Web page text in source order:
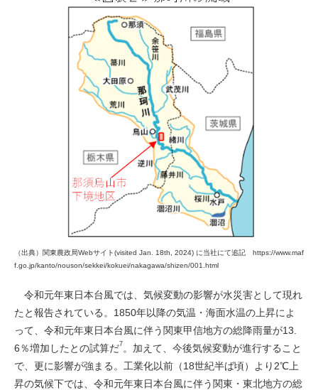
（出典）関東農政局Webサイト(visited Jan. 18th, 2024) に当社にて追記 https://www.maf
f.go.jp/kanto/nouson/sekkei/kokuei/nakagawa/shizen/001.html
令和元年東日本台風では、気候変動の影響が水災害として現れ
たと報告されている。1850年以降の気温・海面水温の上昇によ
って、令和元年東日本台風に伴う関東甲信地方の総降雨量が13.
6％増加したとの試算だ7。加えて、今後気候変動が進行すること
で、更に影響が強まる。工業化以前（18世紀半ば頃）より2℃上
昇の気候下では、令和元年東日本台風に伴う関東・東北地方の総